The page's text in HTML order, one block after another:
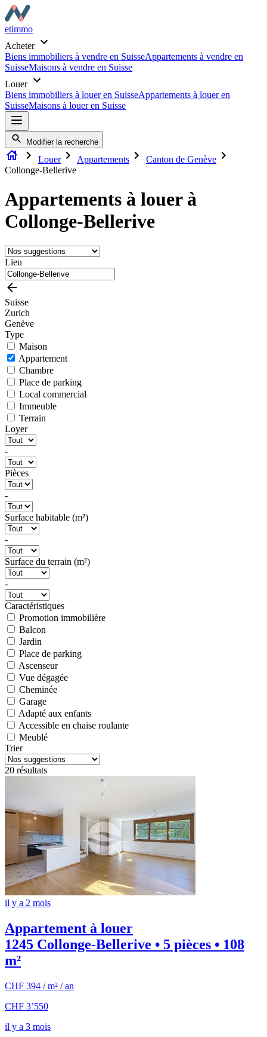
etimmo
Acheter
Biens immobiliers à vendre en SuisseAppartements à vendre en
SuisseMaisons à vendre en Suisse
Louer
Biens immobiliers à louer en SuisseAppartements à louer en
SuisseMaisons à louer en Suisse
Modifier la recherche
Louer Appartements
Canton de Genève
Collonge-Bellerive
Appartements à louer à
Collonge-Bellerive
Lieu
Suisse
Zurich
Genève
Type
Maison
Appartement
Chambre
Place de parking
Local commercial
Immeuble
Terrain
Loyer
-
Pièces
-
Surface habitable (m²)
-
Surface du terrain (m²)
-
Caractéristiques
Promotion immobilière
Balcon
Jardin
Place de parking
Ascenseur
Vue dégagée
Cheminée
Garage
Adapté aux enfants
Accessible en chaise roulante
Meublé
Trier
20 résultats
il y a 2 mois
Appartement à louer
1245 Collonge-Bellerive • 5 pièces • 108
m²
CHF 394 / m² / an
CHF 3’550
il y a 3 mois